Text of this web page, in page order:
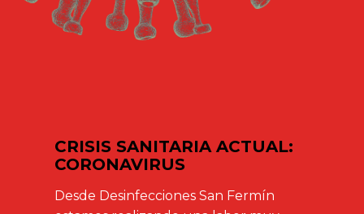
CRISIS SANITARIA ACTUAL:
CORONAVIRUS
Desde Desinfecciones San Fermín